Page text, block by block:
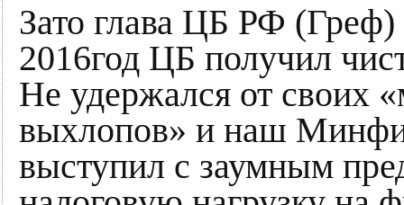
Зато глава ЦБ РФ
2016год ЦБ получил
Не удержался от своих
выхлопов» и наш
выступил с заумным